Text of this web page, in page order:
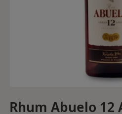
Rhum Abuelo 12